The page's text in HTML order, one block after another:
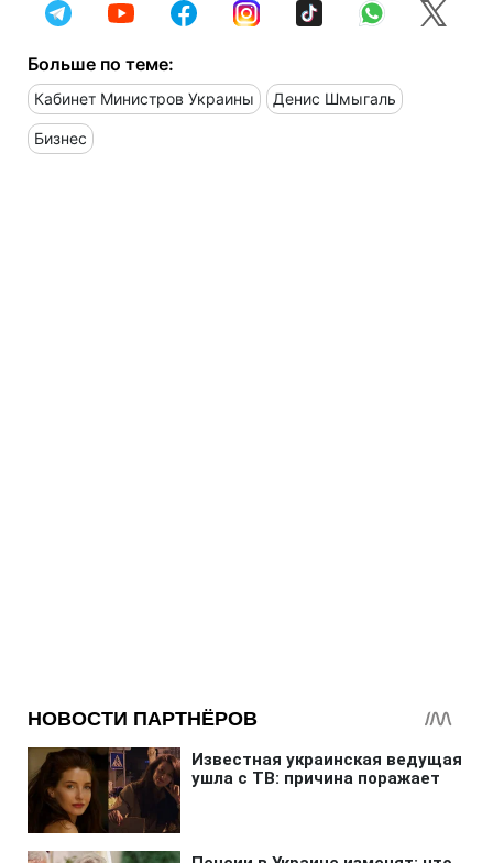
Больше по теме:
Кабинет Министров Украины Денис Шмыгаль
Бизнес